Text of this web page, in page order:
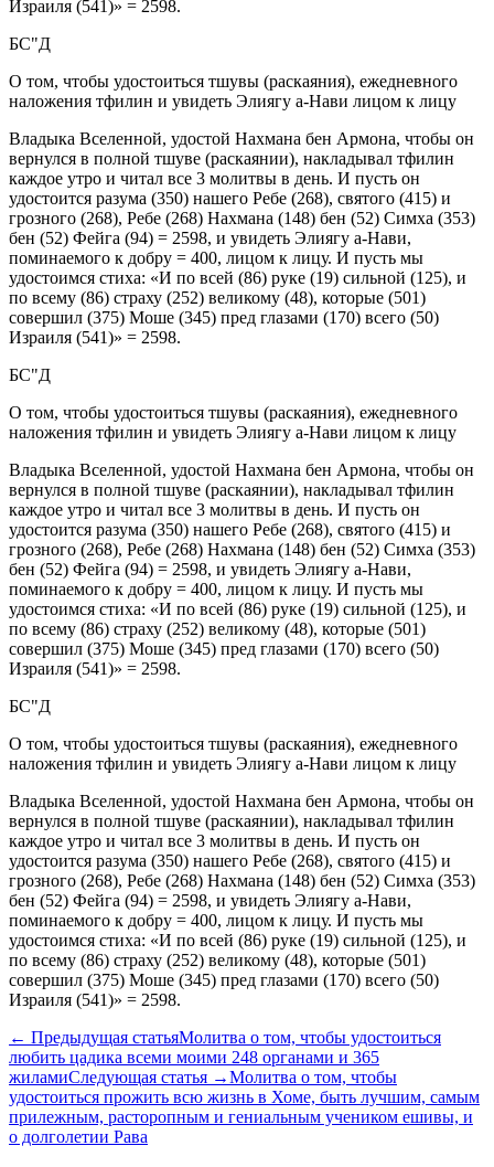
Израиля (541)» = 2598.
БС"Д
О том, чтобы удостоиться тшувы (раскаяния), ежедневного
наложения тфилин и увидеть Элиягу а-Нави лицом к лицу
Владыка Вселенной, удостой Нахмана бен Армона, чтобы он
вернулся в полной тшуве (раскаянии), накладывал тфилин
каждое утро и читал все 3 молитвы в день. И пусть он
удостоится разума (350) нашего Ребе (268), святого (415) и
грозного (268), Ребе (268) Нахмана (148) бен (52) Симха (353)
бен (52) Фейга (94) = 2598, и увидеть Элиягу а-Нави,
поминаемого к добру = 400, лицом к лицу. И пусть мы
удостоимся стиха: «И по всей (86) руке (19) сильной (125), и
по всему (86) страху (252) великому (48), которые (501)
совершил (375) Моше (345) пред глазами (170) всего (50)
Израиля (541)» = 2598.
БС"Д
О том, чтобы удостоиться тшувы (раскаяния), ежедневного
наложения тфилин и увидеть Элиягу а-Нави лицом к лицу
Владыка Вселенной, удостой Нахмана бен Армона, чтобы он
вернулся в полной тшуве (раскаянии), накладывал тфилин
каждое утро и читал все 3 молитвы в день. И пусть он
удостоится разума (350) нашего Ребе (268), святого (415) и
грозного (268), Ребе (268) Нахмана (148) бен (52) Симха (353)
бен (52) Фейга (94) = 2598, и увидеть Элиягу а-Нави,
поминаемого к добру = 400, лицом к лицу. И пусть мы
удостоимся стиха: «И по всей (86) руке (19) сильной (125), и
по всему (86) страху (252) великому (48), которые (501)
совершил (375) Моше (345) пред глазами (170) всего (50)
Израиля (541)» = 2598.
БС"Д
О том, чтобы удостоиться тшувы (раскаяния), ежедневного
наложения тфилин и увидеть Элиягу а-Нави лицом к лицу
Владыка Вселенной, удостой Нахмана бен Армона, чтобы он
вернулся в полной тшуве (раскаянии), накладывал тфилин
каждое утро и читал все 3 молитвы в день. И пусть он
удостоится разума (350) нашего Ребе (268), святого (415) и
грозного (268), Ребе (268) Нахмана (148) бен (52) Симха (353)
бен (52) Фейга (94) = 2598, и увидеть Элиягу а-Нави,
поминаемого к добру = 400, лицом к лицу. И пусть мы
удостоимся стиха: «И по всей (86) руке (19) сильной (125), и
по всему (86) страху (252) великому (48), которые (501)
совершил (375) Моше (345) пред глазами (170) всего (50)
Израиля (541)» = 2598.
← Предыдущая статьяМолитва о том, чтобы удостоиться
любить цадика всеми моими 248 органами и 365
жиламиСледующая статья →Молитва о том, чтобы
удостоиться прожить всю жизнь в Хоме, быть лучшим, самым
прилежным, расторопным и гениальным учеником ешивы, и
о долголетии Рава